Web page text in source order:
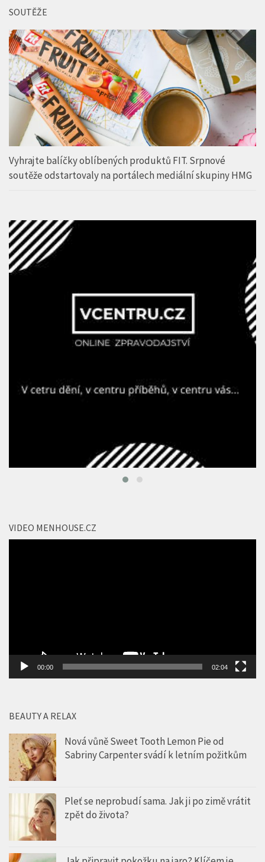
SOUTĚŽE
Vyhrajte balíčky oblíbených produktů FIT. Srpnové
soutěže odstartovaly na portálech mediální skupiny HMG
VIDEO MENHOUSE.CZ
00:00 02:04
BEAUTY A RELAX
Nová vůně Sweet Tooth Lemon Pie od
Sabriny Carpenter svádí k letním požitkům
Pleť se neprobudí sama. Jak ji po zimě vrátit
zpět do života?